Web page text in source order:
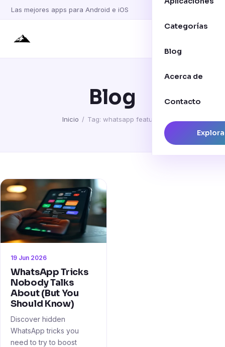
Las mejores apps para Android e iOS
Categorías
Blog
Acerca de
Contacto
Blog
Inicio / Tag: whatsapp features
19 Jun 2026
WhatsApp Tricks
Nobody Talks
About (But You
Should Know)
Discover hidden
WhatsApp tricks you
need to try to boost